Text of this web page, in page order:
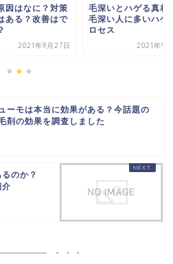
因はなに？対策
ある？改善はで
2021年9月27日
毛深いとハゲる真相
毛深い人に多いハゲ
ロセス
2021年9
ーモは本当に効果がある？今話題の
剤の効果を調査しました
のか？